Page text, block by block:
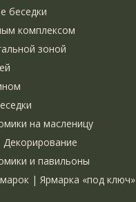
беседки
комплексом
зоной
на масленицу
и павильоны
| Ярмарка «под ключ»